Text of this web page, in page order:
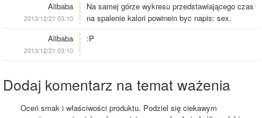
Alibaba
2013/12/21 03:10
Na samej górze wykresu przedstawiającego czas
na spalenie kalori powinein byc napis: sex.
Alibaba
2013/12/21 03:10
:P
Dodaj komentarz na temat ważenia
Oceń smak i właściwości produktu. Podziel się ciekawym